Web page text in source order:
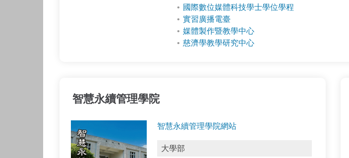
國際數位媒體科技學士學位學程
實習廣播電臺
媒體製作暨教學中心
慈濟學教學研究中心
智慧永續管理學院
智慧永續管理學院網站
大學部